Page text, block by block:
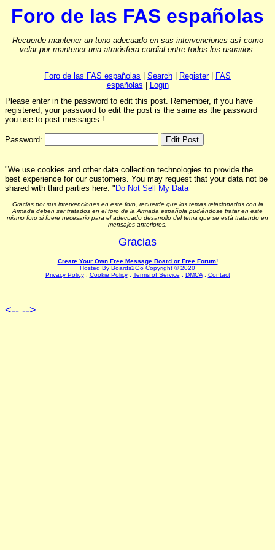
Foro de las FAS españolas
Recuerde mantener un tono adecuado en sus intervenciones así como
velar por mantener una atmósfera cordial entre todos los usuarios.
Foro de las FAS españolas Search Register|
FAS
españolas
Login
Please enter in the password to edit this post. Remember, if you have
registered, your password to edit the post is the same as the password
you use to post messages !
Password:
"We use cookies and other data collection technologies to provide the
best experience for our customers. You may request that your data not be
shared with third parties here: " Do Not Sell My Data
Gracias por sus intervenciones en este foro, recuerde que los temas relacionados con la
Armada deben ser tratados en el foro de la Armada española pudiéndose tratar en este
mismo foro si fuere necesario para el adecuado desarrollo del tema que se está tratando en
mensajes anteriores.
Gracias
Create Your Own Free Message Board or Free Forum!
Hosted By Boards2Go Copyright © 2020
Privacy Policy. Cookie Policy. Terms of Service DMCA. Contact
<-- -->